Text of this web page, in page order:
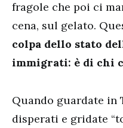
fragole che poi ci
cena, sul gelato.
colpa dello stato
immigrati: è di chi
Quando guardate in
disperati e gridate